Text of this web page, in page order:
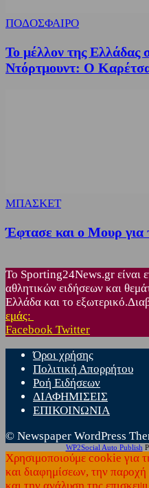
ΠΟΔΟΣΦΑΙΡΟ
Το μέλλον της Ελλάδας
Ντόρτμουντ: Ο
ΜΠΑΣΚΕΤ
Έφτασε και ο Μουρ
Το Sporting24News.gr είναι
αθλητικών ειδήσεων και
Ελλάδα και το
εμάς:
Facebook Twitter
Όροι χρήσης
Πολιτική Απορρήτου
Ροή Ειδήσεων
ΔΙΑΦΗΜΙΣΕΙΣ
ΕΠΙΚΟΙΝΩΝΙΑ
© Newspaper WordPress
WP2Social Auto Publish
Χρησιμοποιούμε cookie για
και διαφημίσεων, την
και την ανάλυση της